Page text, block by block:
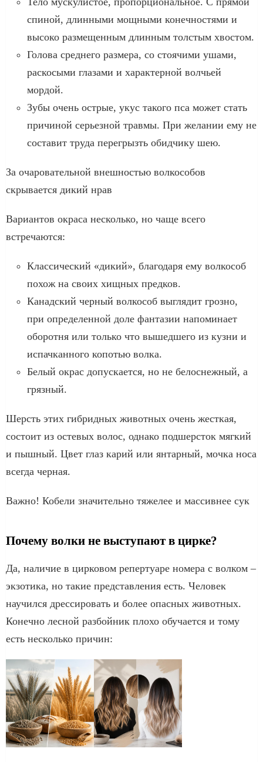
спиной, длинными мощными конечностями и
высоко размещенным длинным толстым хвостом.
Голова среднего размера, со стоячими ушами,
раскосыми глазами и характерной волчьей
мордой.
Зубы очень острые, укус такого пса может стать
причиной серьезной травмы. При желании ему не
составит труда перегрызть обидчику шею.
За очаровательной внешностью волкособов
скрывается дикий нрав
Вариантов окраса несколько, но чаще всего
встречаются:
Классический «дикий», благодаря ему волкособ
похож на своих хищных предков.
Канадский черный волкособ выглядит грозно,
при определенной доле фантазии напоминает
оборотня или только что вышедшего из кузни и
испачканного копотью волка.
Белый окрас допускается, но не белоснежный, а
грязный.
Шерсть этих гибридных животных очень жесткая,
состоит из остевых волос, однако подшерсток мягкий
и пышный. Цвет глаз карий или янтарный, мочка носа
всегда черная.
Важно! Кобели значительно тяжелее и массивнее сук
Почему волки не выступают в цирке?
Да, наличие в цирковом репертуаре номера с волком –
экзотика, но такие представления есть. Человек
научился дрессировать и более опасных животных.
Конечно лесной разбойник плохо обучается и тому
есть несколько причин: